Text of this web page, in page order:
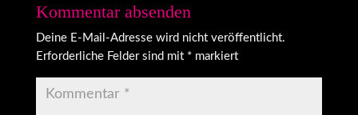
Kommentar absenden
Deine E-Mail-Adresse wird nicht veröffentlicht.
Erforderliche Felder sind mit *markiert